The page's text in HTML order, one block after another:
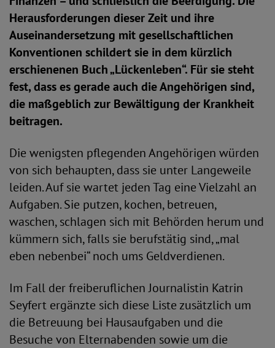
Herausforderungen dieser Zeit und ihre
Auseinandersetzung mit gesellschaftlichen
Konventionen schildert sie in dem kürzlich
erschienenen Buch „Lückenleben“. Für sie steht
fest, dass es gerade auch die Angehörigen sind,
die maßgeblich zur Bewältigung der Krankheit
beitragen.
Die wenigsten pflegenden Angehörigen würden
von sich behaupten, dass sie unter Langeweile
leiden. Auf sie wartet jeden Tag eine Vielzahl an
Aufgaben. Sie putzen, kochen, betreuen,
waschen, schlagen sich mit Behörden herum und
kümmern sich, falls sie berufstätig sind, „mal
eben nebenbei“ noch ums Geldverdienen.
Im Fall der freiberuflichen Journalistin Katrin
Seyfert ergänzte sich diese Liste zusätzlich um
die Betreuung bei Hausaufgaben und die
Besuche von Elternabenden sowie um die